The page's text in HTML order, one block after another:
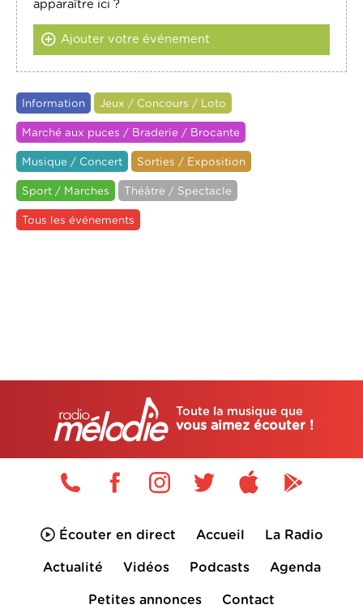
apparaître ici ?
Ajouter votre événement
Information Jeux / Concours / Loto
Marché aux puces / Braderie / Brocante
Musique / Concert Sorties / Exposition
Sport / Marches Théâtre / Spectacle
Tous les événements
Toute la musique que
vous aimez écouter !
Écouter en direct Accueil La Radio
Actualité Vidéos Podcasts Agenda
Petites annonces Contact